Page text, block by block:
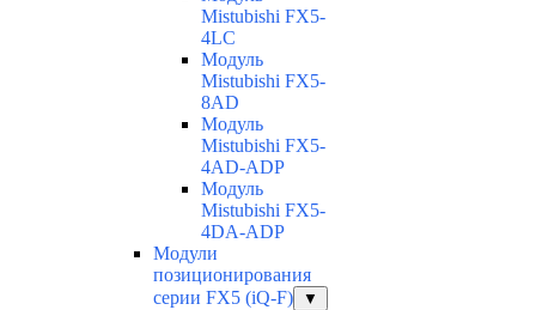
Mistubishi FX5-
4LC
Модуль
Mistubishi FX5-
8AD
Модуль
Mistubishi FX5-
4AD-ADP
Модуль
Mistubishi FX5-
4DA-ADP
Модули
позиционирования
серии FX5 (iQ-F)
▼